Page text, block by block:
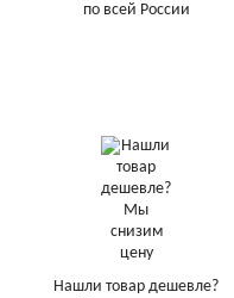
по всей России
Нашли товар дешевле?